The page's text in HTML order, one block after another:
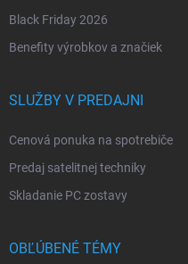
Black Friday 2026
Benefity výrobkov a značiek
SLUŽBY V PREDAJNI
Cenová ponuka na spotrebiče
Predaj satelitnej techniky
Skladanie PC zostavy
OBĽÚBENÉ TÉMY